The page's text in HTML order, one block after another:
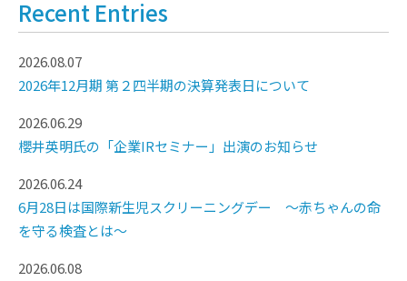
Recent Entries
2026.08.07
2026年12月期 第２四半期の決算発表日について
2026.06.29
櫻井英明氏の「企業IRセミナー」出演のお知らせ
2026.06.24
6月28日は国際新生児スクリーニングデー ～赤ちゃんの命
を守る検査とは～
2026.06.08